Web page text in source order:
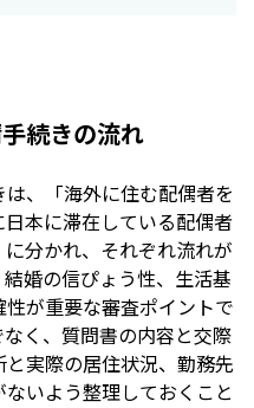
続きの流れ
、「海外に住む配偶者を
本に滞在している配偶者
分かれ、それぞれ流れが
婚の信ぴょう性、生活基
が重要な審査ポイントで
く、質問書の内容と交際
実際の居住状況、勤務先
いよう整理しておくこと